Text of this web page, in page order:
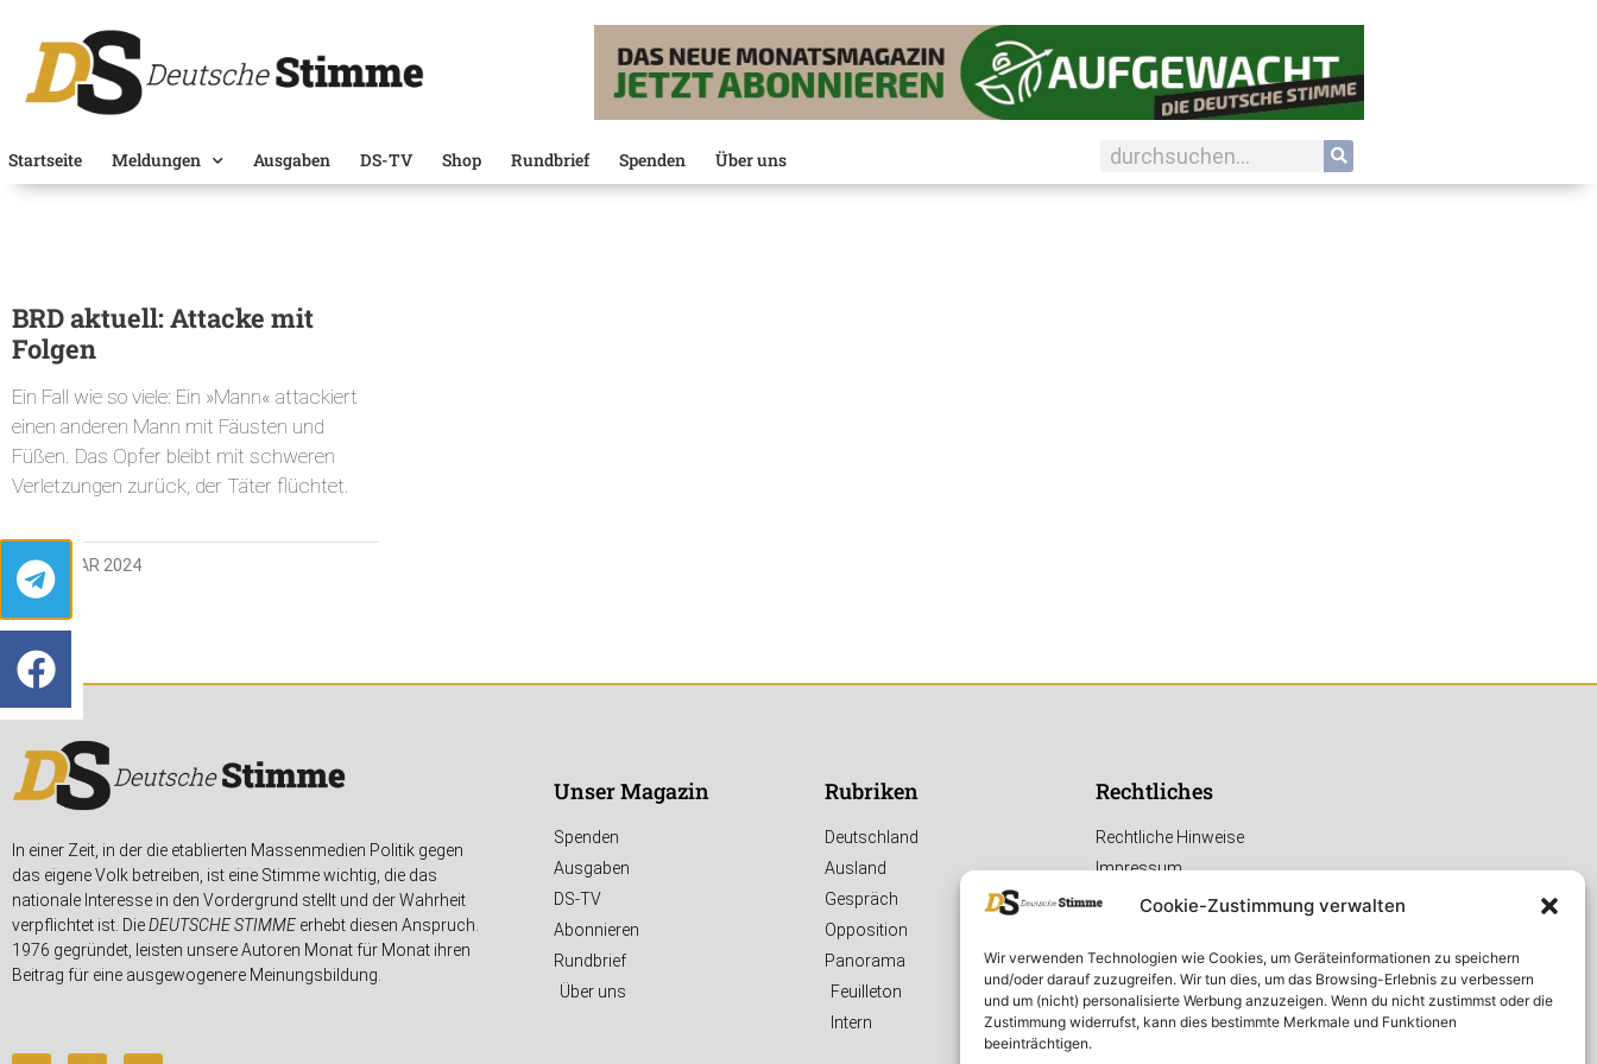
Cookie-Zustimmung verwalten
Wir verwenden Technologien wie Cookies, um Geräteinformationen zu speichern
und/oder darauf zuzugreifen. Wir tun dies, um das Browsing-Erlebnis zu verbessern
und um (nicht) personalisierte Werbung anzuzeigen. Wenn du nicht zustimmst oder die
Zustimmung widerrufst, kann dies bestimmte Merkmale und Funktionen
beeinträchtigen.
Startseite Meldungen Ausgaben DS-TV Shop Rundbrief Spenden Über uns
BRD aktuell: Attacke mit
Folgen
Ein Fall wie so viele: Ein »Mann« attackiert
einen anderen Mann mit Fäusten und
Füßen. Das Opfer bleibt mit schweren
Verletzungen zurück, der Täter flüchtet.
8. FEBRUAR 2024
In einer Zeit, in der die etablierten Massenmedien Politik gegen
das eigene Volk betreiben, ist eine Stimme wichtig, die das
nationale Interesse in den Vordergrund stellt und der Wahrheit
verpflichtet ist. DieDEUTSCHE STIMMEerhebt diesen Anspruch.
1976 gegründet, leisten unsere Autoren Monat für Monat ihren
Beitrag für eine ausgewogenere Meinungsbildung.
Unser Magazin
Spenden
Ausgaben
DS-TV
Abonnieren
Rundbrief
Über uns
Rubriken
Deutschland
Ausland
Gespräch
Opposition
Panorama
Feuilleton
Intern
Rechtliches
Rechtliche Hinweise
Impressum
Datenschutzerklärung